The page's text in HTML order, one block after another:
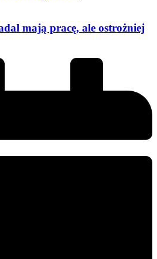
mają pracę, ale ostrożniej